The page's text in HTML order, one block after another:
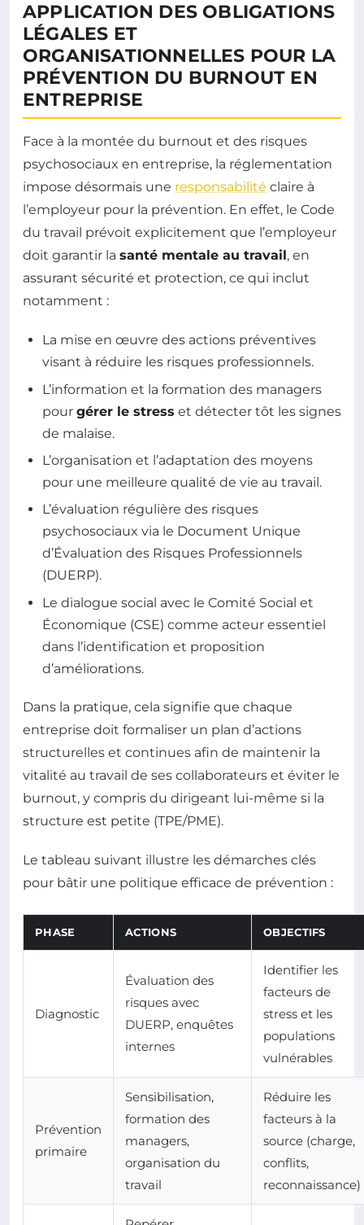
APPLICATION DES OBLIGATIONS
LÉGALES ET
ORGANISATIONNELLES POUR LA
PRÉVENTION DU BURNOUT EN
ENTREPRISE
Face à la montée du burnout et des risques
psychosociaux en entreprise, la réglementation
impose désormais une responsabilité claire à
l’employeur pour la prévention. En effet, le Code
du travail prévoit explicitement que l’employeur
doit garantir la santé mentale au travail, en
assurant sécurité et protection, ce qui inclut
notamment :
La mise en œuvre des actions préventives
visant à réduire les risques professionnels.
L’information et la formation des managers
pour gérer le stress et détecter tôt les signes
de malaise.
L’organisation et l’adaptation des moyens
pour une meilleure qualité de vie au travail.
L’évaluation régulière des risques
psychosociaux via le Document Unique
d’Évaluation des Risques Professionnels
(DUERP).
Le dialogue social avec le Comité Social et
Économique (CSE) comme acteur essentiel
dans l’identification et proposition
d’améliorations.
Dans la pratique, cela signifie que chaque
entreprise doit formaliser un plan d’actions
structurelles et continues afin de maintenir la
vitalité au travail de ses collaborateurs et éviter le
burnout, y compris du dirigeant lui-même si la
structure est petite (TPE/PME).
Le tableau suivant illustre les démarches clés
pour bâtir une politique efficace de prévention :
PHASE ACTIONS OBJECTIFS
Diagnostic
Évaluation des
risques avec
DUERP, enquêtes
internes
Identifier les
facteurs de
stress et les
populations
vulnérables
Prévention
primaire
Sensibilisation,
formation des
managers,
organisation du
travail
Réduire les
facteurs à la
source (charge,
conflits,
reconnaissance)